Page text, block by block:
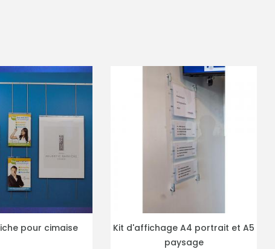
PLUS DE DÉTAILS
A4 portrait et A5
PLUS DE DÉTAILS
Pochette 21/29,7 vertical